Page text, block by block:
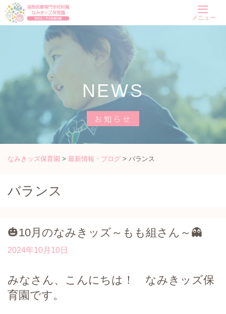
Skip
メニュー
NEWS
お知らせ
なみきッズ保育園 > 最新情報・ブログ > バランス
バランス
🎃10月のなみきッズ～もも組さん～👻
2024年10月10日
みなさん、こんにちは！ なみきッズ保
育園です。